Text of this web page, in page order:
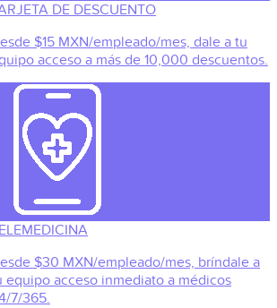
DE DESCUENTO
$15 MXN/empleado/mes, dale a tu
acceso a más de 10,000 descuentos.
$30 MXN/empleado/mes, bríndale a
equipo acceso inmediato a médicos
7/365.